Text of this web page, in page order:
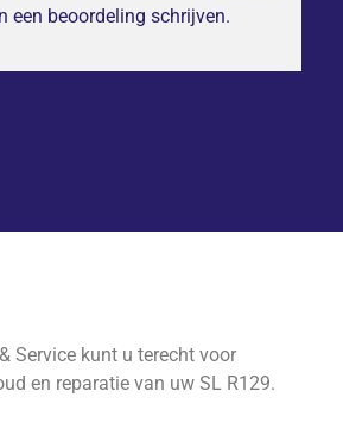
een beoordeling schrijven.
Service kunt u terecht voor
en reparatie van uw SL R129.